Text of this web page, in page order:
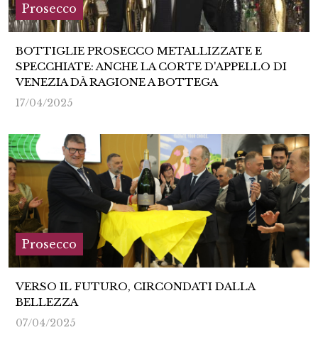
Prosecco
BOTTIGLIE PROSECCO METALLIZZATE E
SPECCHIATE: ANCHE LA CORTE D'APPELLO DI
VENEZIA DÀ RAGIONE A BOTTEGA
17/04/2025
Prosecco
VERSO IL FUTURO, CIRCONDATI DALLA
BELLEZZA
07/04/2025